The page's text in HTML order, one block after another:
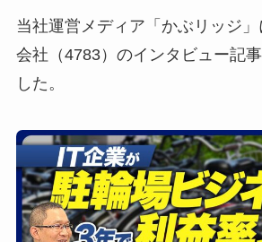
当社運営メディア「かぶリッジ
会社（4783）のインタビュー記
した。